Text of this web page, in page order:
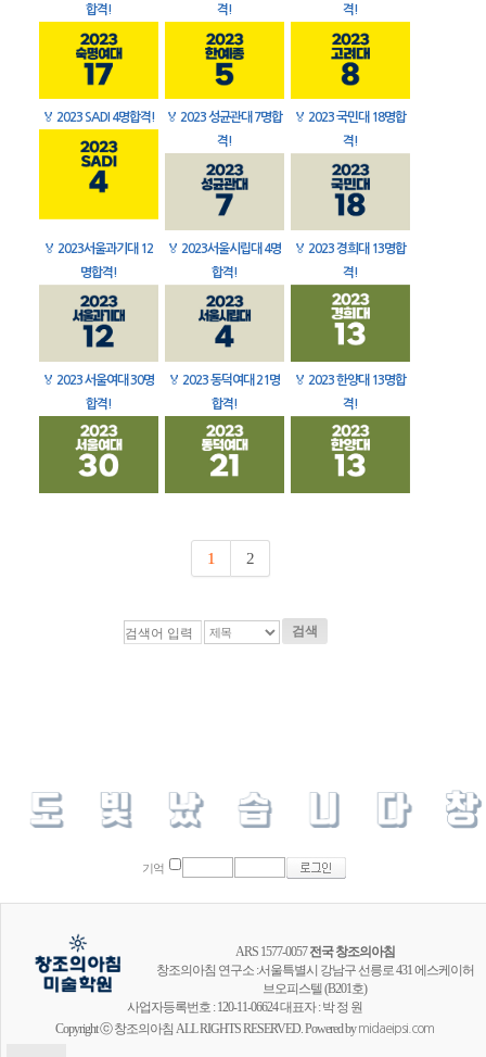
합격!
격!
격!
🏅 2023 SADI 4명합격! 🏅 2023 성균관대 7명합
격!
🏅 2023 국민대 18명합
격!
🏅 2023서울과기대 12
명합격!
🏅 2023서울시립대 4명
합격!
🏅 2023 경희대 13명합
격!
🏅 2023 서울여대 30명
합격!
🏅 2023 동덕여대 21명
합격!
🏅 2023 한양대 13명합
격!
1 2
검색
기억
ARS 1577-0057전국 창조의아침
창조의아침 연구소 :서울특별시 강남구 선릉로 431 에스케이허
브오피스텔 (B201호)
사업자등록번호 : 120-11-06624 대표자 : 박 정 원
Copyright ⓒ 창조의아침 ALL RIGHTS RESERVED. Powered bymidaeipsi.com